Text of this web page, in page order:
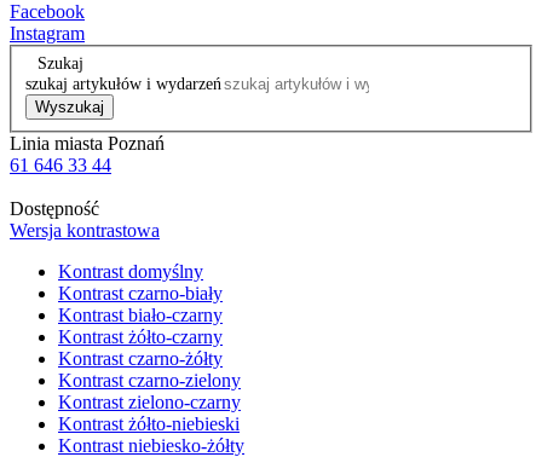
Facebook
Instagram
Szukaj
szukaj artykułów i wydarzeń
Wyszukaj
Linia miasta Poznań
61 646 33 44
Dostępność
Wersja kontrastowa
Kontrast domyślny
Kontrast czarno-biały
Kontrast biało-czarny
Kontrast żółto-czarny
Kontrast czarno-żółty
Kontrast czarno-zielony
Kontrast zielono-czarny
Kontrast żółto-niebieski
Kontrast niebiesko-żółty